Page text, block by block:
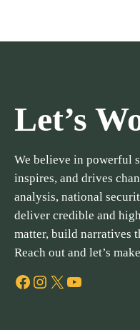
Let’s
We believe in powerful
inspires, and drives
analysis, national
deliver credible and
matter, build narratives
Reach out and let’s
Facebook Instagram X YouTube